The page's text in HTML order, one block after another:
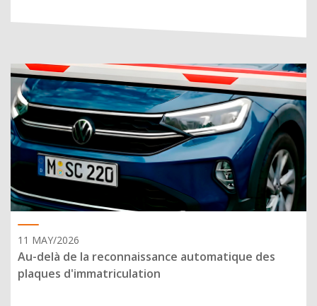
11 MAY/2026
Au-delà de la reconnaissance automatique des
plaques d'immatriculation